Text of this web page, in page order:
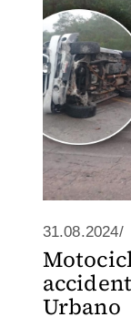
31.08.2024/
Urbano